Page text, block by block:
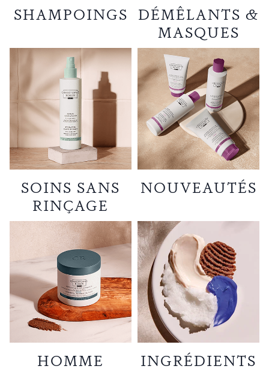
SHAMPOINGS
DÉMÊLANTS &
MASQUES
SOINS SANS
RINÇAGE
NOUVEAUTÉS
HOMME INGRÉDIENTS